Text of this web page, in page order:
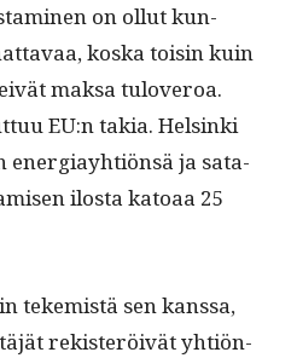
on ollut kun­
kos­ka toisin kuin
mak­sa tuloveroa.
EU:n takia. Helsin­ki
ener­giay­htiön­sä ja sata­
ilosta katoaa 25
tekemistä sen kanssa,
rek­isteröivät yhtiön­